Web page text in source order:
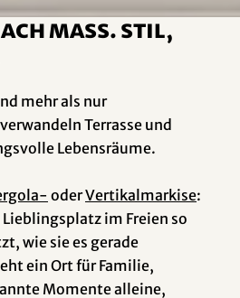
Mass. Stil,
mehr als nur
Terrasse und
Lebensräume.
oderVertikalmarkise:
im Freien so
wie sie es gerade
ein Ort für Familie,
Momente alleine,